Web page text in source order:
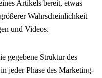
Artikels bereit, etwas
Wahrscheinlichkeit
und Videos.
gegebene Struktur des
jeder Phase des Marketing-